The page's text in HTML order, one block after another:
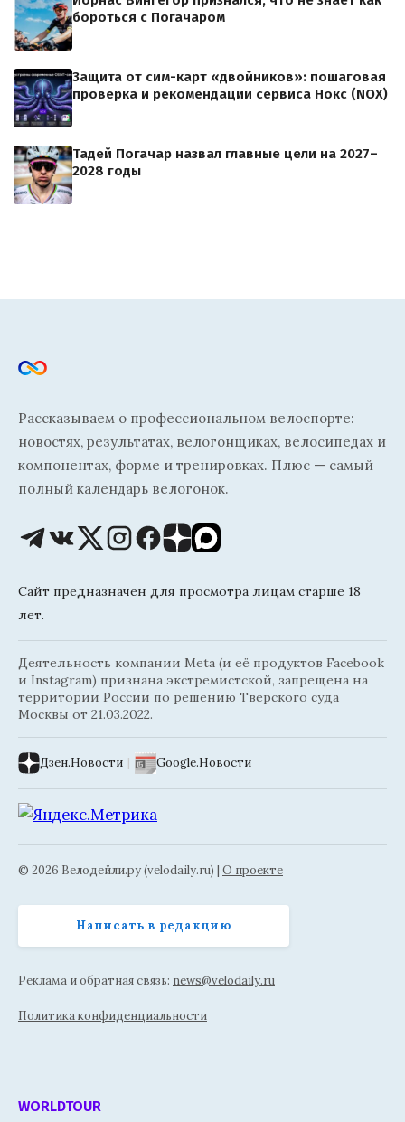
бороться с Погачаром
Защита от сим-карт «двойников»: пошаговая
проверка и рекомендации сервиса Нокс (NOX)
Тадей Погачар назвал главные цели на 2027–
2028 годы
Рассказываем о профессиональном велоспорте:
новостях, результатах, велогонщиках, велосипедах и
компонентах, форме и тренировках. Плюс — самый
полный календарь велогонок.
Сайт предназначен для просмотра лицам старше 18
лет.
Деятельность компании Meta (и её продуктов Facebook
и Instagram) признана экстремистской, запрещена на
территории России по решению Тверского суда
Москвы от 21.03.2022.
Дзен.Новости | Google.Новости
© 2026 Велодейли.ру (velodaily.ru) | О проекте
Написать в редакцию
Реклама и обратная связь: news@velodaily.ru
Политика конфиденциальности
WORLDTOUR